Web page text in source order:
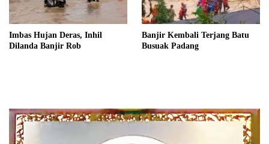
Imbas Hujan Deras, Inhil
Dilanda Banjir Rob
Banjir Kembali Terjang Batu
Busuak Padang